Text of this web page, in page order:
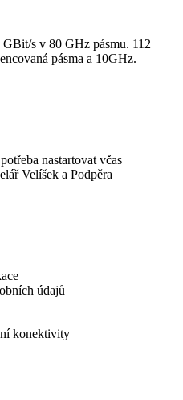
GBit/s v 80 GHz pásmu. 112
pásma a 10GHz.
nastartovat včas
Velíšek a Podpěra
údajů
konektivity